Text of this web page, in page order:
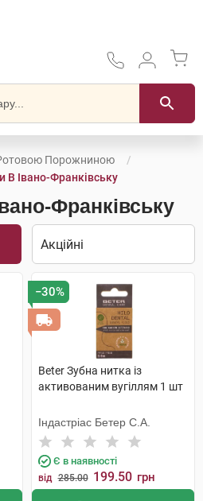
Порожниною
В Івано-Франківську
Франківську
−30%
Beter Зубна нитка із
активованим вугіллям 1 шт
Індастріас Бетер С.А.
Є в наявності
від 285.00 199.50 грн